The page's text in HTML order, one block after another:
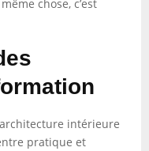
chose, c’est
intérieure
pratique et